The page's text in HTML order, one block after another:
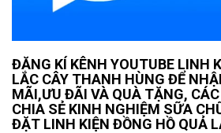
ĐĂNG KÍ KÊNH YOUTUBE LINH
LẮC CÂY THANH HÙNG ĐỂ
MÃI,ƯU ĐÃI VÀ QUÀ TẶNG,
CHIA SẺ KINH NGHIỆM SỮA
ĐẶT LINH KIỆN ĐỒNG HỒ QUẢ